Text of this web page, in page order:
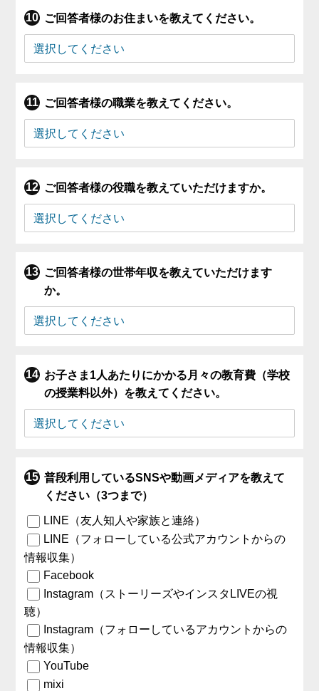
ご回答者様のお住まいを教えてください。
ご回答者様の職業を教えてください。
ご回答者様の役職を教えていただけますか。
ご回答者様の世帯年収を教えていただけます
か。
お子さま1人あたりにかかる月々の教育費（学校
の授業料以外）を教えてください。
普段利用しているSNSや動画メディアを教えて
ください（3つまで）
LINE（友人知人や家族と連絡）
LINE（フォローしている公式アカウントからの
情報収集）
Facebook
Instagram（ストーリーズやインスタLIVEの視
聴）
Instagram（フォローしているアカウントからの
情報収集）
YouTube
mixi